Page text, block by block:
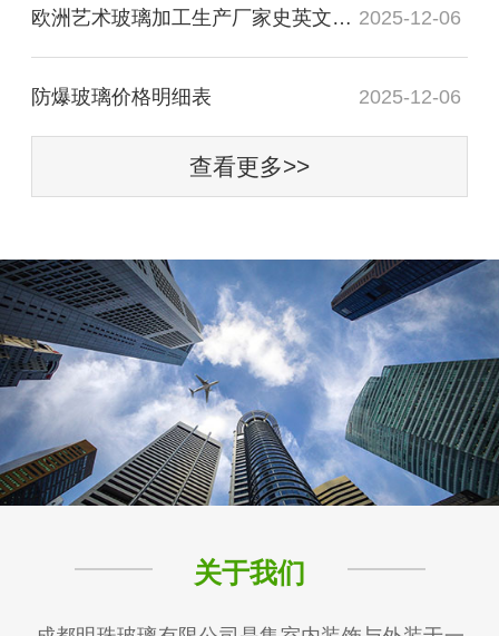
欧洲艺术玻璃加工生产厂家史英文名词解释 2025-12-06
防爆玻璃价格明细表 2025-12-06
查看更多>>
关于我们